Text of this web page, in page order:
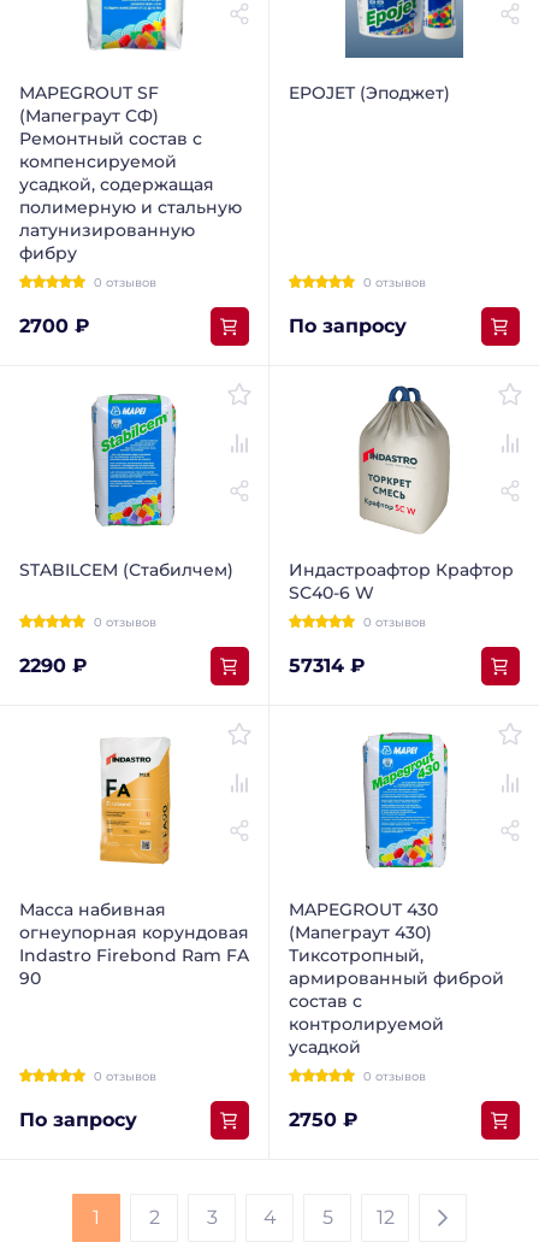
MAPEGROUT SF
(Мапеграут СФ)
Ремонтный состав с
компенсируемой
усадкой, содержащая
полимерную и стальную
латунизированную
фибру
0 отзывов
2700 ₽
EPOJET (Эподжет)
0 отзывов
По запросу
STABILCEM (Стабилчем)
0 отзывов
2290 ₽
Индастроафтор Крафтор
SС40-6 W
0 отзывов
57314 ₽
Масса набивная
огнеупорная корундовая
Indastro Firebond Ram FA
90
0 отзывов
По запросу
MAPEGROUT 430
(Мапеграут 430)
Тиксотропный,
армированный фиброй
состав с
контролируемой
усадкой
0 отзывов
2750 ₽
1 2 3 4 5 12